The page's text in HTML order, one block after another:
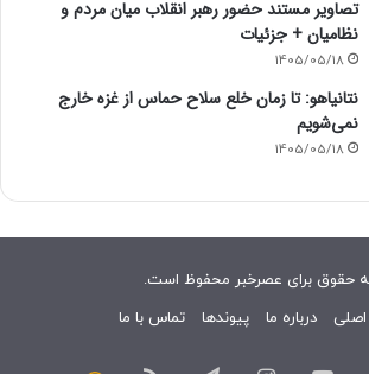
تصاویر مستند حضور رهبر انقلاب میان مردم و
نظامیان + جزئیات
1405/05/18
نتانیاهو: تا زمان خلع سلاح حماس از غزه خارج
نمی‌شویم
1405/05/18
حقوق برای عصرخبر محفوظ است.
درباره ما پیوندها تماس با ما